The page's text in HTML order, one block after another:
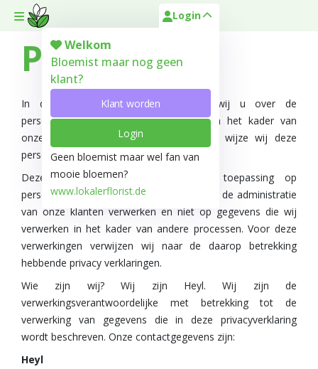
Toggle mobile menu
Login
Welkom
Bloemist maar nog geen
klant?
Klant worden
Login
Geen bloemist maar wel fan van
mooie bloemen?
www.lokalerflorist.de
Privacy
In deze privacyverklaring informeren wij u over de
persoonsgegevens die wij verzamelen in het kader van
onze klanten-administratie en op welke wijze wij deze
persoonsgegevens gebruiken.
Deze privacyverklaring is alleen van toepassing op
persoonsgegevens die wij in het kader van de administratie
van onze klanten verwerken en niet op gegevens die wij
verwerken in het kader van andere processen. Voor deze
verwerkingen verwijzen wij naar de daarop betrekking
hebbende privacy verklaringen.
Wie zijn wij? Wij zijn Heyl. Wij zijn de
verwerkingsverantwoordelijke met betrekking tot de
verwerking van gegevens die in deze privacyverklaring
wordt beschreven. Onze contactgegevens zijn:
Heyl